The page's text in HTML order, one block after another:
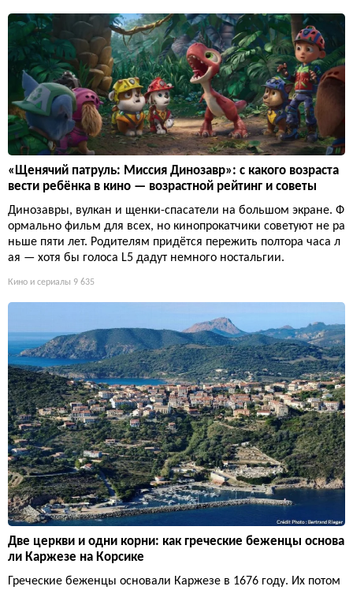
«Щенячий патруль: Миссия Динозавр»: с какого возраста
вести ребёнка в кино — возрастной рейтинг и советы
Динозавры, вулкан и щенки-спасатели на большом экране. Ф
ормально фильм для всех, но кинопрокатчики советуют не ра
ньше пяти лет. Родителям придётся пережить полтора часа л
ая — хотя бы голоса L5 дадут немного ностальгии.
Кино и сериалы 9 635
Две церкви и одни корни: как греческие беженцы основа
ли Каржезе на Корсике
Греческие беженцы основали Каржезе в 1676 году. Их потом